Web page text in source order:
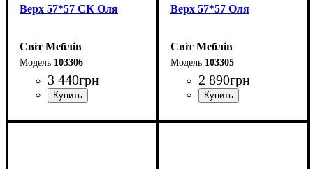
Верх 57*57 СК Оля
Світ Меблів
103306
3 440грн
Верх 57*57 Оля
Світ Меблів
103305
2 890грн